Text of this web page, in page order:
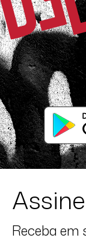
Receba em